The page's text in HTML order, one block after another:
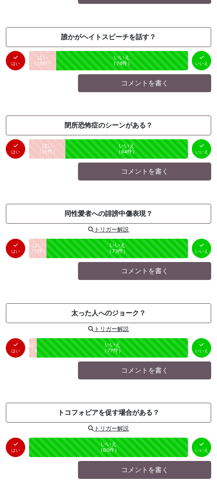
誰かがヘイトスピーチを話す？
はい
はい
（ 16件） 未投票
いいえ
（76件） いいえ
コメントを書く
閉所恐怖症のシーンがある？
はい
はい
（ 19件） 未投票
いいえ
（64件） いいえ
コメントを書く
同性愛者への誹謗中傷表現？
トリガー解説
はい
はい
（9件）未投票
いいえ
（73件） いいえ
コメントを書く
太った人へのジョーク？
トリガー解説
はい
はい
（ 4件）
未投票
いいえ
（77件） いいえ
コメントを書く
トコフォビアを促す場合がある？
トリガー解説
はい
はい
（0件）
未投票
いいえ
（80件） いいえ
コメントを書く